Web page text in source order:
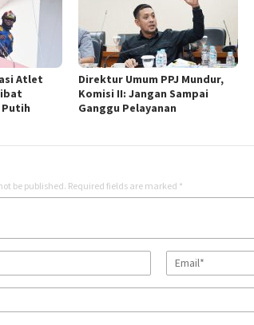
Atlet
Putih
Direktur Umum PPJ Mundur,
Komisi II: Jangan Sampai
Ganggu Pelayanan
be published. Required fields are marked *